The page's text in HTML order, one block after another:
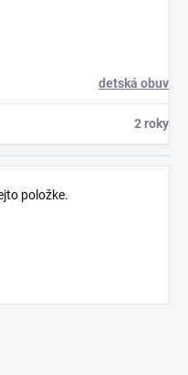
detská obuv
2 roky
položke.